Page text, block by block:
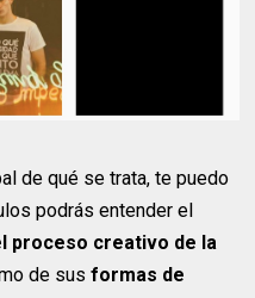
de qué se trata, te puedo
podrás entender el
proceso creativo de la
de susformas de